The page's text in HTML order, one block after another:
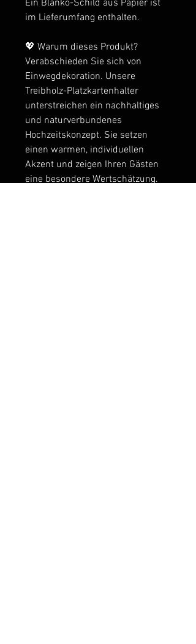
Ein Blanko-Schild aus Papier ist
im Lieferumfang enthalten.
💖 Warum dieses Produkt?
Verabschieden Sie sich von
Einwegdekoration. Unsere
Treibholz-Platzkartenhalter
unterstreichen ein nachhaltiges
und naturverbundenes
Hochzeitskonzept. Sie setzen
einen warmen, individuellen
Akzent und zeigen Ihren Gästen
eine besondere Wertschätzung.